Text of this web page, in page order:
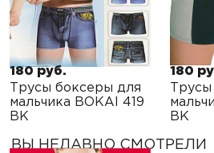
180 руб.
Трусы боксеры для
мальчика BOKAI 419
BK
180
BK
ВЫ НЕДАВНО СМОТРЕЛИ